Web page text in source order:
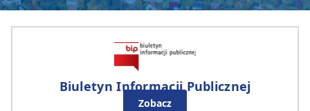
Biuletyn Informacji Publicznej
Zobacz